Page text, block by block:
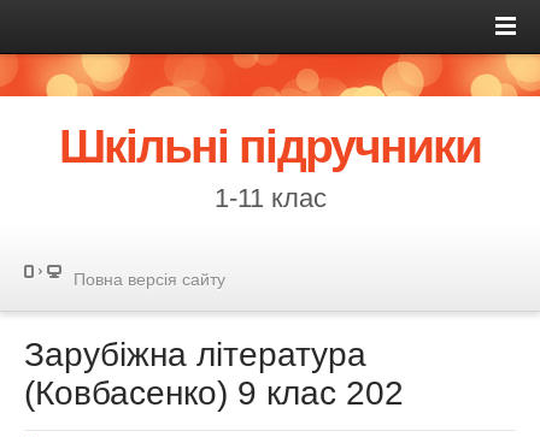
Шкільні підручники
1-11 клас
Повна версія сайту
Зарубіжна література
(Ковбасенко) 9 клас 202